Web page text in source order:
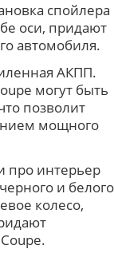
спойлера
оси, придают
автомобиля.
АКПП.
могут быть
позволит
мощного
про интерьер
и белого
колесо,